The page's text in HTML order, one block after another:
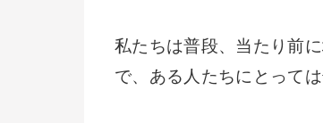
私たちは普段、当たり前
で、ある人たちにとって